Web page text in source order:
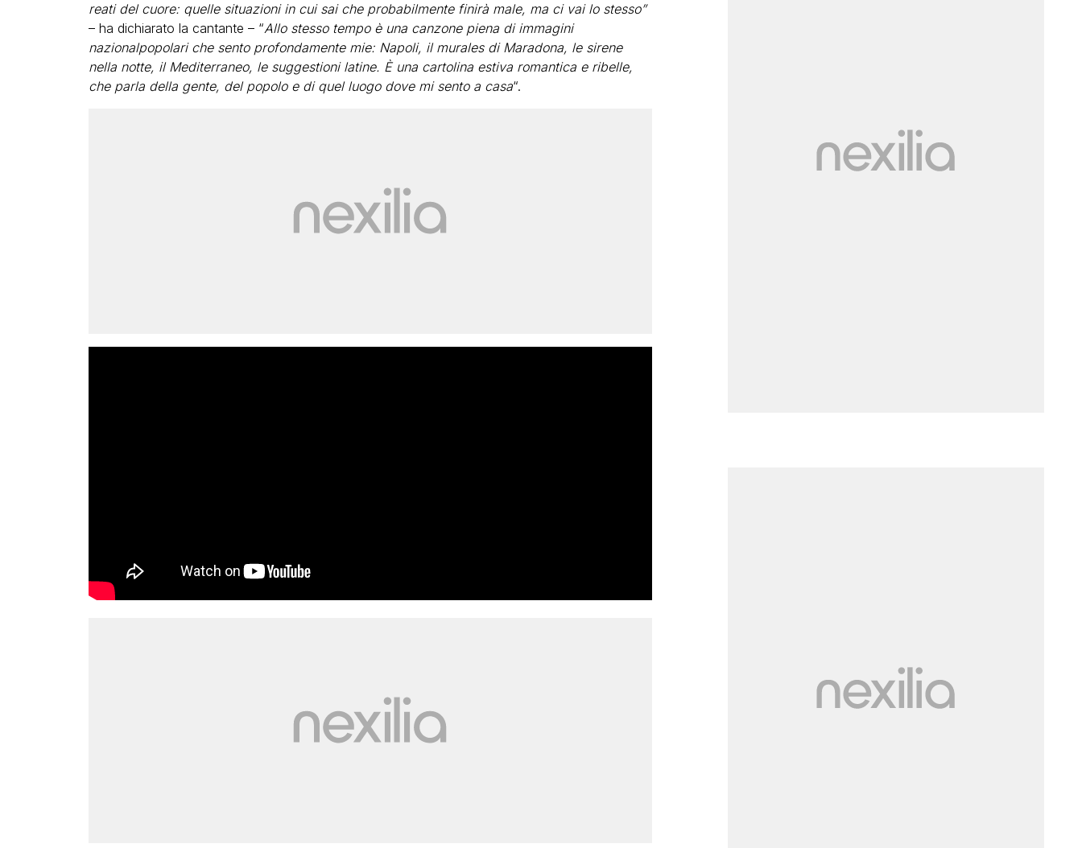
reati del cuore: quelle situazioni in cui sai che probabilmente finirà male, ma ci vai lo stesso”
– ha dichiarato la cantante – “Allo stesso tempo è una canzone piena di immagini
nazionalpopolari che sento profondamente mie: Napoli, il murales di Maradona, le sirene
nella notte, il Mediterraneo, le suggestioni latine. È una cartolina estiva romantica e ribelle,
che parla della gente, del popolo e di quel luogo dove mi sento a casa“.